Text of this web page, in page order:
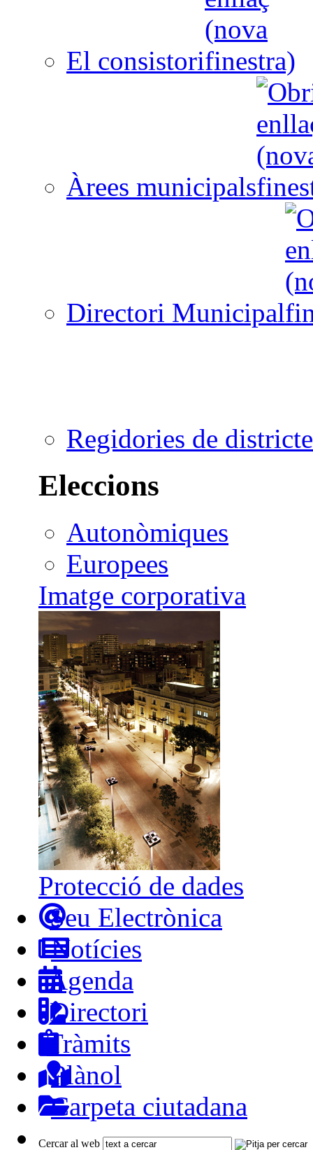
El consistori
Àrees municipals
Directori Municipal
Regidories de districte
Eleccions
Autonòmiques
Europees
Imatge corporativa
Protecció de dades
Seu Electrònica
Notícies
Agenda
Directori
Tràmits
Plànol
Carpeta ciutadana
Cercar al web